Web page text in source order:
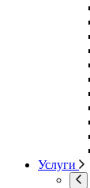
Услуги